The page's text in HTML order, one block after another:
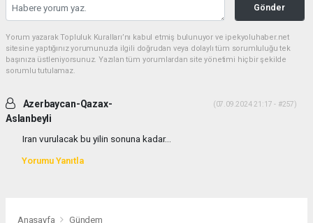
Gönder
Yorum yazarak Topluluk Kuralları’nı kabul etmiş bulunuyor ve ipekyoluhaber.net
sitesine yaptığınız yorumunuzla ilgili doğrudan veya dolaylı tüm sorumluluğu tek
başınıza üstleniyorsunuz. Yazılan tüm yorumlardan site yönetimi hiçbir şekilde
sorumlu tutulamaz.
Azerbaycan-Qazax-
Aslanbeyli
(07.09.2024 21:17 - #257)
Iran vurulacak bu yilin sonuna kadar...
Yorumu Yanıtla
Anasayfa Gündem